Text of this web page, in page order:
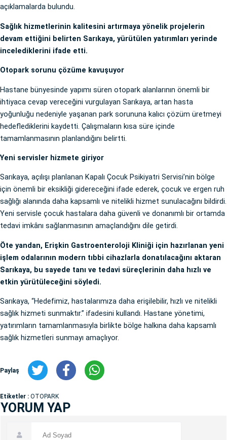
açıklamalarda bulundu.
Sağlık hizmetlerinin kalitesini artırmaya yönelik projelerin
devam ettiğini belirten Sarıkaya, yürütülen yatırımları yerinde
incelediklerini ifade etti.
Otopark sorunu çözüme kavuşuyor
Hastane bünyesinde yapımı süren otopark alanlarının önemli bir
ihtiyaca cevap vereceğini vurgulayan Sarıkaya, artan hasta
yoğunluğu nedeniyle yaşanan park sorununa kalıcı çözüm üretmeyi
hedeflediklerini kaydetti. Çalışmaların kısa süre içinde
tamamlanmasının planlandığını belirtti.
Yeni servisler hizmete giriyor
Sarıkaya, açılışı planlanan Kapalı Çocuk Psikiyatri Servisi’nin bölge
için önemli bir eksikliği gidereceğini ifade ederek, çocuk ve ergen ruh
sağlığı alanında daha kapsamlı ve nitelikli hizmet sunulacağını bildirdi.
Yeni servisle çocuk hastalara daha güvenli ve donanımlı bir ortamda
tedavi imkânı sağlanmasının amaçlandığını dile getirdi.
Öte yandan, Erişkin Gastroenteroloji Kliniği için hazırlanan yeni
işlem odalarının modern tıbbi cihazlarla donatılacağını aktaran
Sarıkaya, bu sayede tanı ve tedavi süreçlerinin daha hızlı ve
etkin yürütüleceğini söyledi.
Sarıkaya, “Hedefimiz, hastalarımıza daha erişilebilir, hızlı ve nitelikli
sağlık hizmeti sunmaktır.” ifadesini kullandı. Hastane yönetimi,
yatırımların tamamlanmasıyla birlikte bölge halkına daha kapsamlı
sağlık hizmetleri sunmayı amaçlıyor.
Paylaş
Etiketler : OTOPARK
YORUM YAP